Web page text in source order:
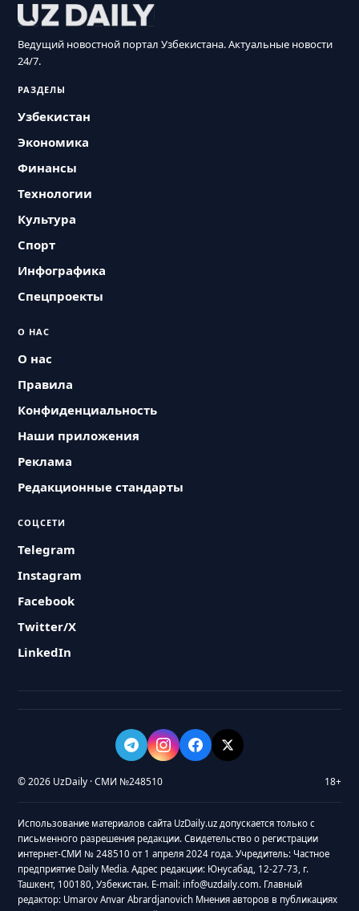
Ведущий новостной портал Узбекистана. Актуальные новости
24/7.
РАЗДЕЛЫ
Узбекистан
Экономика
Финансы
Технологии
Культура
Спорт
Инфографика
Спецпроекты
О НАС
О нас
Правила
Конфиденциальность
Наши приложения
Реклама
Редакционные стандарты
СОЦСЕТИ
Telegram
Instagram
Facebook
Twitter/X
LinkedIn
© 2026 UzDaily · СМИ №248510 18+
Использование материалов сайта UzDaily.uz допускается только с
письменного разрешения редакции. Свидетельство о регистрации
интернет-СМИ № 248510 от 1 апреля 2024 года. Учредитель: Частное
предприятие Daily Media. Адрес редакции: Юнусабад, 12-27-73, г.
Ташкент, 100180, Узбекистан. E-mail: info@uzdaily.com. Главный
редактор: Umarov Anvar Abrardjanovich Мнения авторов в публикациях